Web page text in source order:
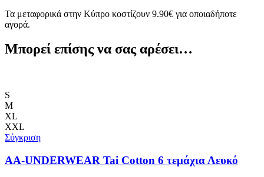
Τα μεταφορικά στην Κύπρο κοστίζουν 9.90€ για οποιαδήποτε
αγορά.
Μπορεί επίσης να σας αρέσει…
S
M
XL
XXL
Σύγκριση
AA-UNDERWEAR Tai Cotton 6 τεμάχια Λευκό